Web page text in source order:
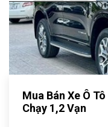
Mua Bán Xe Ô
Chạy 1,2 Vạn